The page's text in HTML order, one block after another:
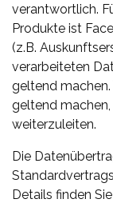
verantwortlich.
Produkte ist
(z.B.
verarbeiteten
geltend machen.
geltend
weiterzuleiten.
Die
Details finden Sie